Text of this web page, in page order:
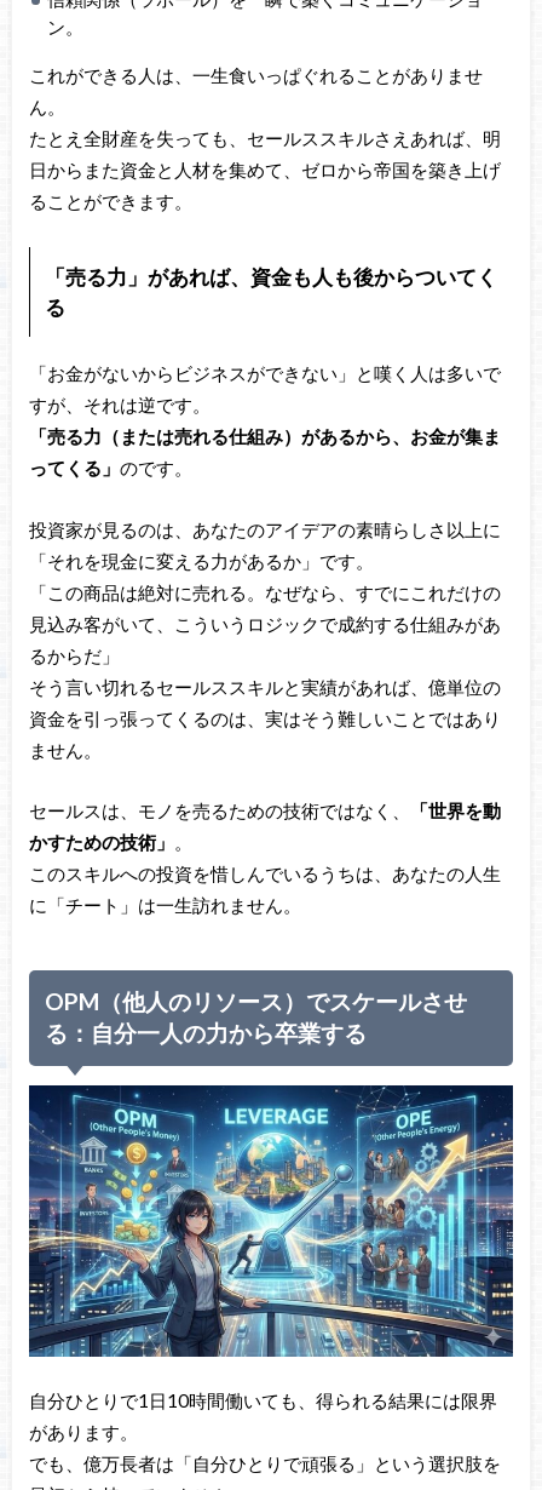
ン。
これができる人は、一生食いっぱぐれることがありませ
ん。
たとえ全財産を失っても、セールススキルさえあれば、明
日からまた資金と人材を集めて、ゼロから帝国を築き上げ
ることができます。
「売る力」があれば、資金も人も後からついてく
る
「お金がないからビジネスができない」と嘆く人は多いで
すが、それは逆です。
「売る力（または売れる仕組み）があるから、お金が集ま
ってくる」 のです。
投資家が見るのは、あなたのアイデアの素晴らしさ以上に
「それを現金に変える力があるか」です。
「この商品は絶対に売れる。なぜなら、すでにこれだけの
見込み客がいて、こういうロジックで成約する仕組みがあ
るからだ」
そう言い切れるセールススキルと実績があれば、億単位の
資金を引っ張ってくるのは、実はそう難しいことではあり
ません。
セールスは、モノを売るための技術ではなく、
「世界を動
かすための技術」 。
このスキルへの投資を惜しんでいるうちは、あなたの人生
に「チート」は一生訪れません。
OPM（他人のリソース）でスケールさせ
る：自分一人の力から卒業する
自分ひとりで1日10時間働いても、得られる結果には限界
があります。
でも、億万長者は「自分ひとりで頑張る」という選択肢を